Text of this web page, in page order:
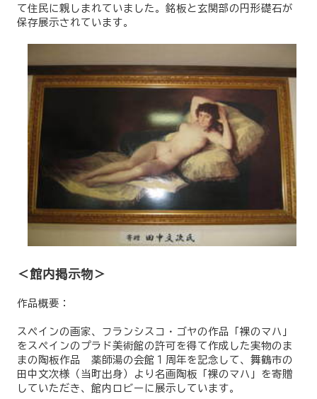
て住民に親しまれていました。銘板と玄関部の円形礎石が
保存展示されています。
＜館内掲示物＞
作品概要：
スペインの画家、フランシスコ・ゴヤの作品「裸のマハ」
をスペインのプラド美術館の許可を得て作成した実物のま
まの陶板作品 薬師湯の会館１周年を記念して、舞鶴市の
田中文次様（当町出身）より名画陶板「裸のマハ」を寄贈
していただき、館内ロビーに展示しています。